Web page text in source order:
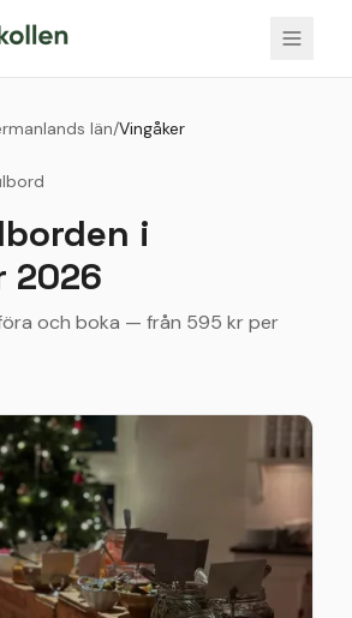
län/Vingåker
i
2026
och boka — från 595 kr per